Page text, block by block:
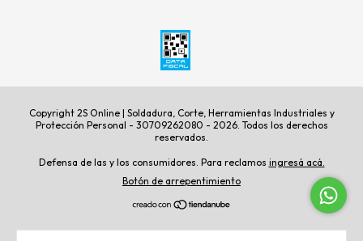
Copyright 2S Online | Soldadura, Corte, Herramientas Industriales y
Protección Personal - 30709262080 - 2026. Todos los derechos
reservados.
Defensa de las y los consumidores. Para reclamos ingresá acá.
Botón de arrepentimiento